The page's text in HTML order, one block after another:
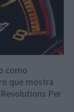
como
que mostra
Per